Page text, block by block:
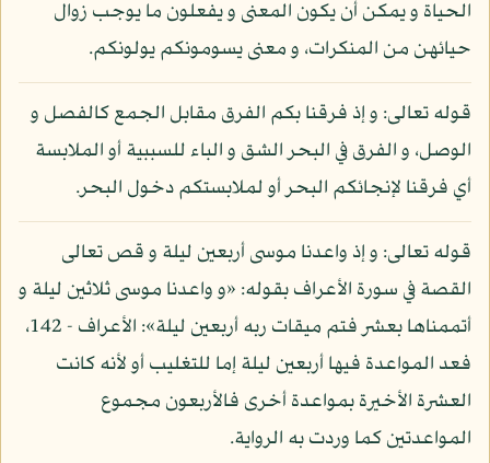
الحياة و يمكن أن يكون المعنى و يفعلون ما يوجب زوال
حيائهن من المنكرات، و معنى يسومونكم يولونكم.
قوله تعالى: و إذ فرقنا بكم الفرق مقابل الجمع كالفصل و
الوصل، و الفرق في البحر الشق و الباء للسببية أو الملابسة
أي فرقنا لإنجائكم البحر أو لملابستكم دخول البحر.
قوله تعالى: و إذ واعدنا موسى أربعين ليلة و قص تعالى
القصة في سورة الأعراف بقوله: «و واعدنا موسى ثلاثين ليلة و
أتممناها بعشر فتم ميقات ربه أربعين ليلة»: الأعراف - 142،
فعد المواعدة فيها أربعين ليلة إما للتغليب أو لأنه كانت
العشرة الأخيرة بمواعدة أخرى فالأربعون مجموع
المواعدتين كما وردت به الرواية.